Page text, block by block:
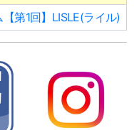
第1回】LISLE(ライル)